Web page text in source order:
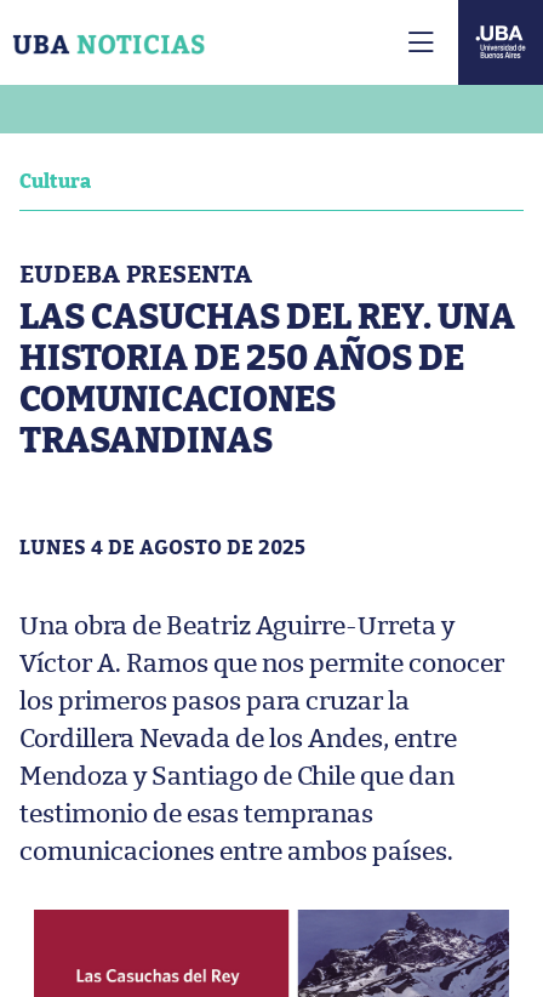
Cultura
EUDEBA PRESENTA
LAS CASUCHAS DEL REY. UNA
HISTORIA DE 250 AÑOS DE
COMUNICACIONES
TRASANDINAS
LUNES 4 DE AGOSTO DE 2025
Una obra de Beatriz Aguirre-Urreta y
Víctor A. Ramos que nos permite conocer
los primeros pasos para cruzar la
Cordillera Nevada de los Andes, entre
Mendoza y Santiago de Chile que dan
testimonio de esas tempranas
comunicaciones entre ambos países.